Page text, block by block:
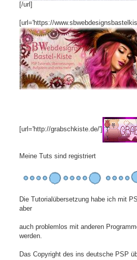
[/url]
[url='https://
[url='http://grabschkiste.de/']
Meine Tuts sind registriert
Die Tutorialübersetzung habe ich mit
aber
auch problemlos mit anderen
werden.
Das Copyright des ins deutsche PSP